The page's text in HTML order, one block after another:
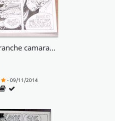
Une scène de franche camaraderie !! On admirera le cadrage nerveux de Rosse !!
- 09/11/2014